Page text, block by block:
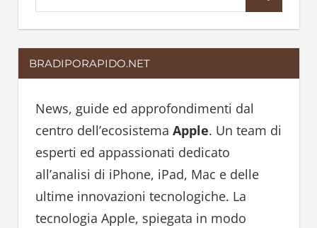
e
a
r
c
e
a
BRADIPORAPIDO.NET
News, guide ed approfondimenti dal
centro dell’ecosistema Apple. Un team di
esperti ed appassionati dedicato
all’analisi di iPhone, iPad, Mac e delle
ultime innovazioni tecnologiche. La
tecnologia Apple, spiegata in modo